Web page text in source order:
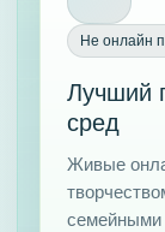
Не онлайн
Лучший
сред
Живые
семейными